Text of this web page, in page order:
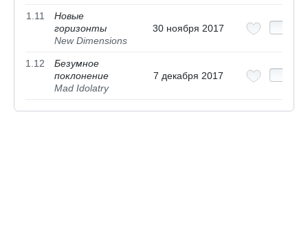
1.11
Новые
горизонты
New Dimensions
30 ноября 2017
1.12
Безумное
поклонение
Mad Idolatry
7 декабря 2017